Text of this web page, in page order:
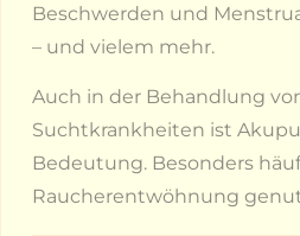
Beschwerden und
– und vielem mehr.
Auch in der Behandlung
Suchtkrankheiten ist
Bedeutung. Besonders
Raucherentwöhnung